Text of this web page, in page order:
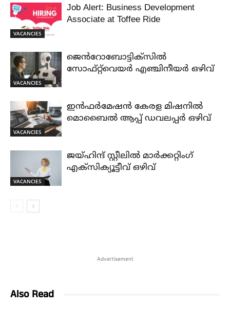
VACANCIES
Job Alert: Business Development
Associate at Toffee Ride
VACANCIES
ജെൻറോബോട്ടിക്സിൽ
സോഫ്റ്റ്‌വെയർ എഞ്ചിനീയർ ഒഴിവ്
VACANCIES
ഇൻഫർമേഷൻ കേരള മിഷനിൽ
മൊബൈൽ ആപ്പ് ഡവലപ്പർ ഒഴിവ്
VACANCIES
ജയ്‌ഹിന്ദ്‌ സ്റ്റീലിൽ മാർക്കറ്റിംഗ്
എക്സിക്യൂട്ടീവ് ഒഴിവ്
Advertisement
Also Read